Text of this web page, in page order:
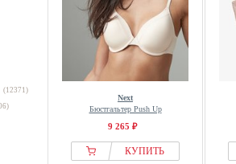
(12371)
Next
Бюстгальтер Push Up
9 265 ₽
КУПИТЬ